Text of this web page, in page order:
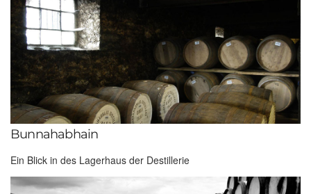
Bunnahabhain
Ein Blick in des Lagerhaus der Destillerie